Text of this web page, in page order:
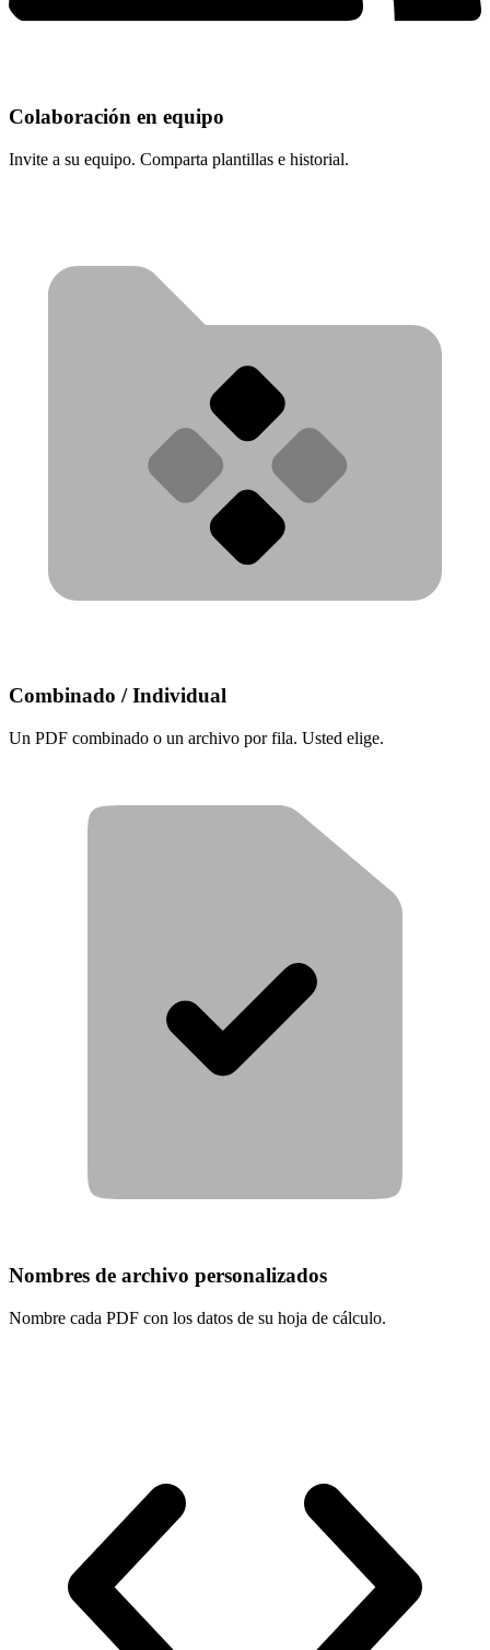
Colaboración en equipo
Invite a su equipo. Comparta plantillas e historial.
Combinado / Individual
Un PDF combinado o un archivo por fila. Usted elige.
Nombres de archivo personalizados
Nombre cada PDF con los datos de su hoja de cálculo.